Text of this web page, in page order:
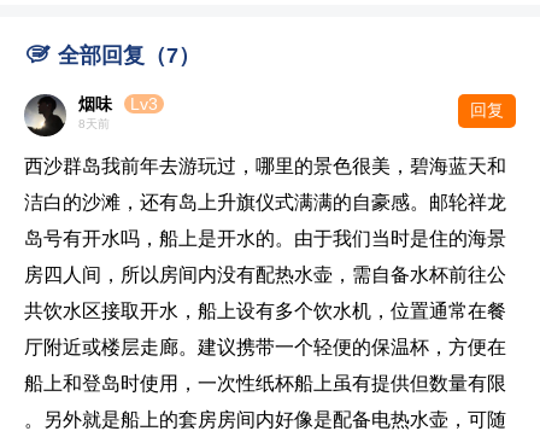
 全部回复（7）
烟味 Lv3
8天前
回复
西沙群岛我前年去游玩过，哪里的景色很美，碧海蓝天和
洁白的沙滩，还有岛上升旗仪式满满的自豪感。邮轮祥龙
岛号有开水吗，船上是开水的。由于我们当时是住的海景
房四人间，所以房间内没有配热水壶，需自备水杯前往公
共饮水区接取开水，船上设有多个饮水机，位置通常在餐
厅附近或楼层走廊。建议携带一个轻便的保温杯，方便在
船上和登岛时使用，一次性纸杯船上虽有提供但数量有限
。另外就是船上的套房房间内好像是配备电热水壶，可随